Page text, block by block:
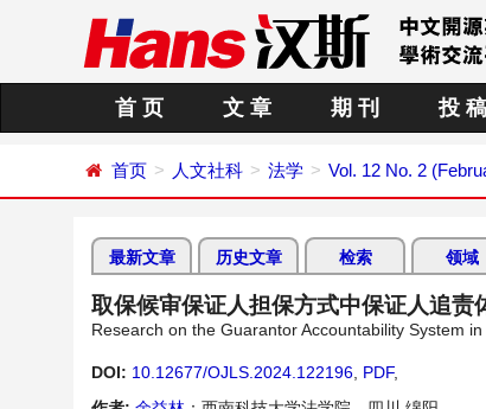
首 页 文 章 期 刊 投 稿
首页 人文社科 法学 Vol. 12 No. 2
最新文章 历史文章 检索 领域
取保候审保证人担保方式中保证人追责
Research on the Guarantor Accountability System
DOI: 10.12677/OJLS.2024.122196 PDF,